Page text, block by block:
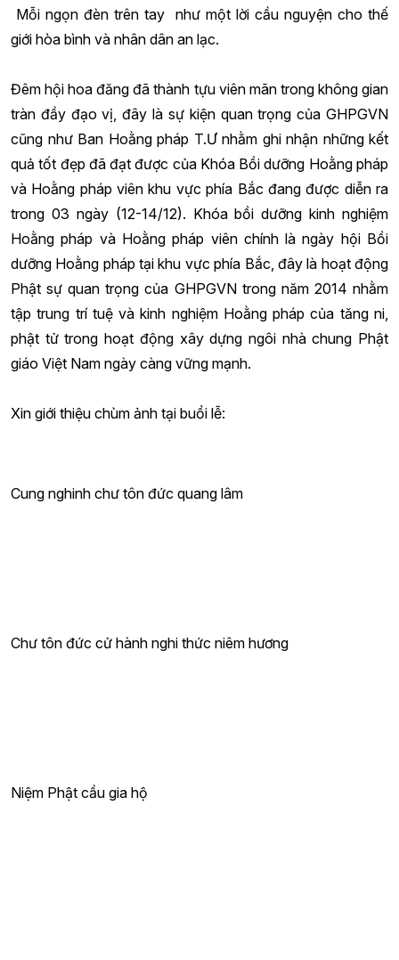
Mỗi ngọn đèn trên tay như một lời cầu nguyện cho thế
giới hòa bình và nhân dân an lạc.
Đêm hội hoa đăng đã thành tựu viên mãn trong không gian
tràn đầy đạo vị, đây là sự kiện quan trọng của GHPGVN
cũng như Ban Hoằng pháp T.Ư nhằm ghi nhận những kết
quả tốt đẹp đã đạt được của Khóa Bồi dưỡng Hoằng pháp
và Hoằng pháp viên khu vực phía Bắc đang được diễn ra
trong 03 ngày (12-14/12). Khóa bồi dưỡng kinh nghiệm
Hoằng pháp và Hoằng pháp viên chính là ngày hội Bồi
dưỡng Hoằng pháp tại khu vực phía Bắc, đây là hoạt động
Phật sự quan trọng của GHPGVN trong năm 2014 nhằm
tập trung trí tuệ và kinh nghiệm Hoằng pháp của tăng ni,
phật tử trong hoạt động xây dựng ngôi nhà chung Phật
giáo Việt Nam ngày càng vững mạnh.
Xin giới thiệu chùm ảnh tại buổi lễ:
Cung nghinh chư tôn đức quang lâm
Chư tôn đức cử hành nghi thức niêm hương
Niệm Phật cầu gia hộ